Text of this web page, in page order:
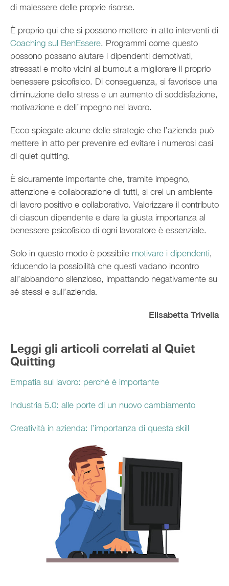
di malessere delle proprie risorse.
È proprio qui che si possono mettere in atto interventi di
Coaching sul BenEssere. Programmi come questo
possono possano aiutare i dipendenti demotivati,
stressati e molto vicini al burnout a migliorare il proprio
benessere psicofisico. Di conseguenza, si favorisce una
diminuzione dello stress e un aumento di soddisfazione,
motivazione e dell’impegno nel lavoro.
Ecco spiegate alcune delle strategie che l’azienda può
mettere in atto per prevenire ed evitare i numerosi casi
di quiet quitting.
È sicuramente importante che, tramite impegno,
attenzione e collaborazione di tutti, si crei un ambiente
di lavoro positivo e collaborativo. Valorizzare il contributo
di ciascun dipendente e dare la giusta importanza al
benessere psicofisico di ogni lavoratore è essenziale.
Solo in questo modo è possibile motivare i dipendenti,
riducendo la possibilità che questi vadano incontro
all’abbandono silenzioso, impattando negativamente su
sé stessi e sull’azienda.
Elisabetta Trivella
Leggi gli articoli correlati al Quiet
Quitting
Empatia sul lavoro: perché è importante
Industria 5.0: alle porte di un nuovo cambiamento
Creatività in azienda: l’importanza di questa skill